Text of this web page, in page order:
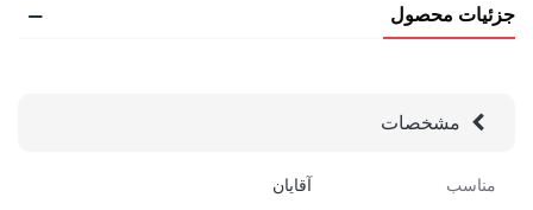
و فرصتی بی‌نظیر برای تهیه آن فراهم شده است.
انتخابی دقیق و حرفه‌ای داشته باشی. برای مشاهده جزئیات
رادکوه سر بزن. همین حالا سفارش بده و با اطمینان کامل مسیر
جزئیات محصول
مشخصات
مناسب
آقایان